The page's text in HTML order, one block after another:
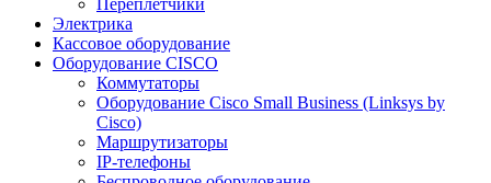
Переплетчики
Электрика
Кассовое оборудование
Оборудование CISCO
Коммутаторы
Оборудование Cisco Small Business (Linksys by
Cisco)
Маршрутизаторы
IP-телефоны